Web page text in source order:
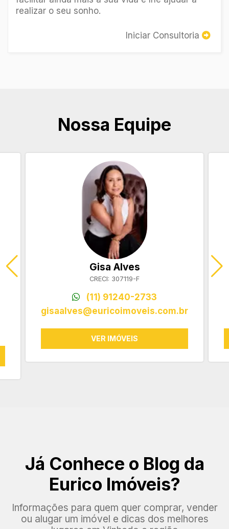
realizar o seu sonho.
Iniciar Consultoria
Nossa Equipe
Gisa Alves
CRECI: 307119-F
(11) 91240-2733
gisaalves@euricoimoveis.com.br
VER IMÓVEIS
Já Conhece o Blog da
Eurico Imóveis?
Informações para quem quer comprar, vender
ou alugar um imóvel e dicas dos melhores